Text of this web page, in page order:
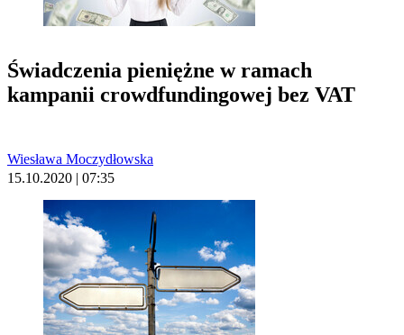
Świadczenia pieniężne w ramach
kampanii crowdfundingowej bez VAT
Wiesława Moczydłowska
15.10.2020 | 07:35